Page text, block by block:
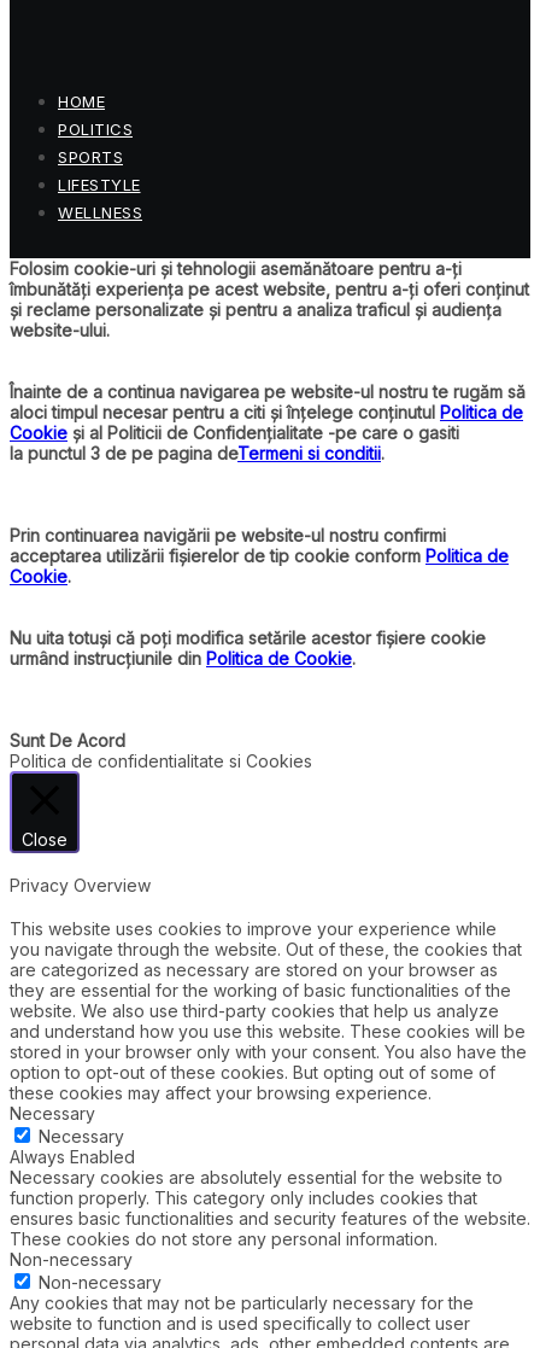
HOME
POLITICS
SPORTS
LIFESTYLE
WELLNESS
Folosim cookie-uri și tehnologii asemănătoare pentru a-ți
îmbunătăți experiența pe acest website, pentru a-ți oferi conținut
și reclame personalizate și pentru a analiza traficul și audiența
website-ului.
Înainte de a continua navigarea pe website-ul nostru te rugăm să
aloci timpul necesar pentru a citi și înțelege conținutul Politica de
Cookie și al Politicii de Confidențialitate -pe care o gasiti
la punctul 3 de pe pagina deTermeni si conditii.
Prin continuarea navigării pe website-ul nostru confirmi
acceptarea utilizării fișierelor de tip cookie conform Politica de
Cookie.
Nu uita totuși că poți modifica setările acestor fișiere cookie
urmând instrucțiunile din Politica de Cookie.
Sunt De Acord
Politica de confidentialitate si Cookies
Close
Privacy Overview
This website uses cookies to improve your experience while
you navigate through the website. Out of these, the cookies that
are categorized as necessary are stored on your browser as
they are essential for the working of basic functionalities of the
website. We also use third-party cookies that help us analyze
and understand how you use this website. These cookies will be
stored in your browser only with your consent. You also have the
option to opt-out of these cookies. But opting out of some of
these cookies may affect your browsing experience.
Necessary
Necessary
Always Enabled
Necessary cookies are absolutely essential for the website to
function properly. This category only includes cookies that
ensures basic functionalities and security features of the website.
These cookies do not store any personal information.
Non-necessary
Non-necessary
Any cookies that may not be particularly necessary for the
website to function and is used specifically to collect user
personal data via analytics, ads, other embedded contents are